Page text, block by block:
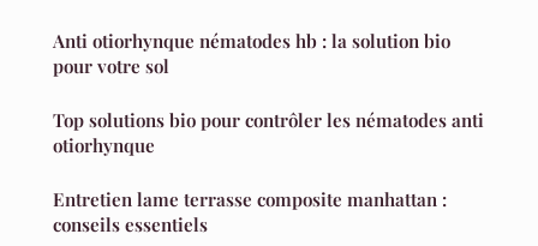
Anti otiorhynque nématodes hb : la solution bio
pour votre sol
Top solutions bio pour contrôler les nématodes anti
otiorhynque
Entretien lame terrasse composite manhattan :
conseils essentiels